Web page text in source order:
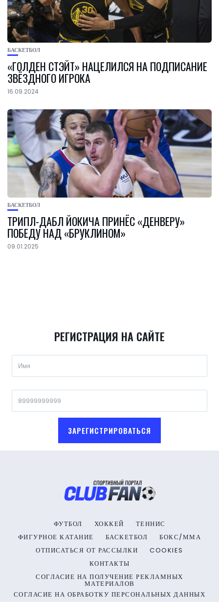
БАСКЕТБОЛ
«ГОЛДЕН СТЭЙТ» НАЦЕЛИЛСЯ НА ПОДПИСАНИЕ
ЗВЁЗДНОГО ИГРОКА
16.09.2024
БАСКЕТБОЛ
ТРИПЛ-ДАБЛ ЙОКИЧА ПРИНЁС «ДЕНВЕРУ»
ПОБЕДУ НАД «БРУКЛИНОМ»
09.01.2025
РЕГИСТРАЦИЯ НА САЙТЕ
ЗАРЕГИСТРИРОВАТЬСЯ
ФУТБОЛ ХОККЕЙ
ТЕННИС
ФИГУРНОЕ КАТАНИЕ
БАСКЕТБОЛ
БОКС/ММА
ОТПИСАТЬСЯ ОТ РАССЫЛКИ
COOKIES
КОНТАКТЫ
СОГЛАСИЕ НА ПОЛУЧЕНИЕ РЕКЛАМНЫХ
МАТЕРИАЛОВ
СОГЛАСИЕ НА ОБРАБОТКУ ПЕРСОНАЛЬНЫХ ДАННЫХ